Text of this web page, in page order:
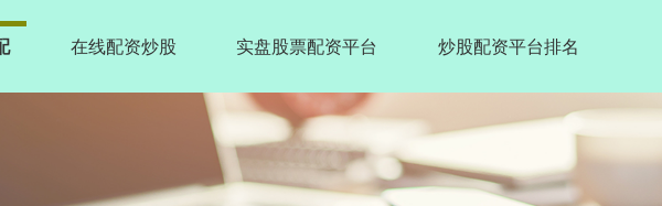
在线配资炒股 实盘股票配资平台 炒股配资平台排名